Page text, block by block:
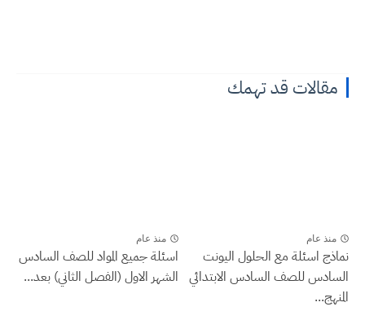
مقالات قد تهمك
منذ عام
نماذج اسئلة مع الحلول اليونت
السادس للصف السادس الابتدائي
المنهج...
منذ عام
اسئلة جميع المواد للصف السادس
الشهر الاول (الفصل الثاني) بعد...